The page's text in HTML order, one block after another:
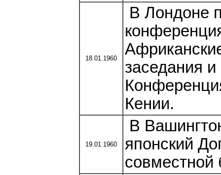
18.01.1960
В Лондоне
заседания
Кении.
19.01.1960
В
японский
совместной